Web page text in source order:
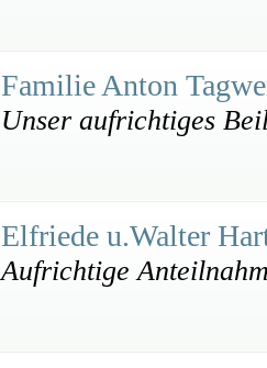
Familie Anton
Unser aufrichtiges
Elfriede u.Walter
Aufrichtige